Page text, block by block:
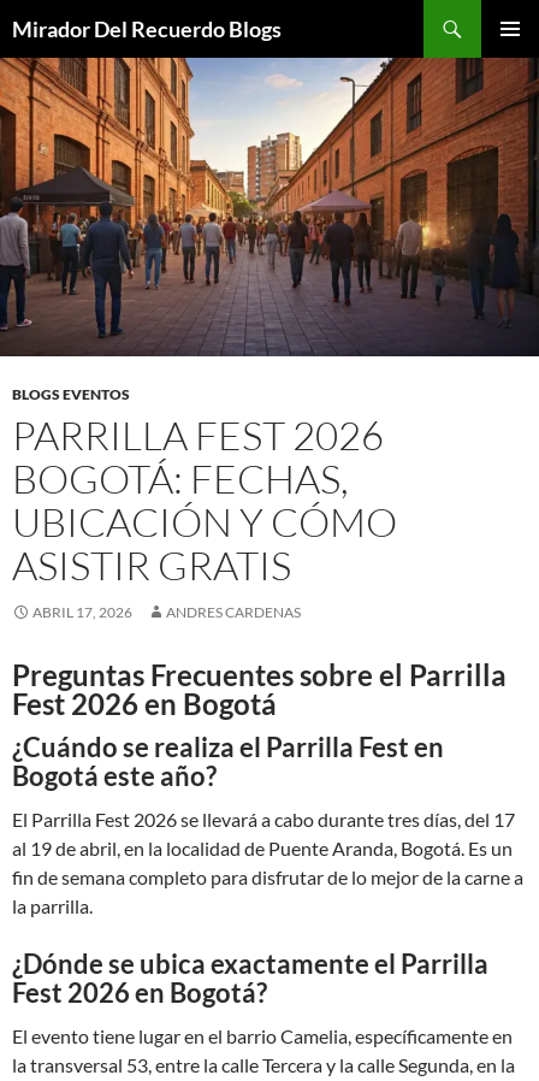
contenido
Mirador Del Recuerdo Blogs
MENÚ
BLOGS EVENTOS
PARRILLA FEST 2026
BOGOTÁ: FECHAS,
UBICACIÓN Y CÓMO
ASISTIR GRATIS
ABRIL 17, 2026 ANDRES CARDENAS
Preguntas Frecuentes sobre el Parrilla
Fest 2026 en Bogotá
¿Cuándo se realiza el Parrilla Fest en
Bogotá este año?
El Parrilla Fest 2026 se llevará a cabo durante tres días, del 17
al 19 de abril, en la localidad de Puente Aranda, Bogotá. Es un
fin de semana completo para disfrutar de lo mejor de la carne a
la parrilla.
¿Dónde se ubica exactamente el Parrilla
Fest 2026 en Bogotá?
El evento tiene lugar en el barrio Camelia, específicamente en
la transversal 53, entre la calle Tercera y la calle Segunda, en la